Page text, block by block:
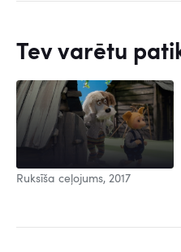
Tev varētu
Ruksīša ceļojums, 2017